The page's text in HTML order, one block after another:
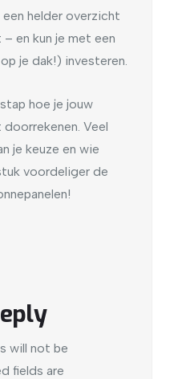
helder overzicht
en kun je met een
je dak!) investeren.
hoe je jouw
Veel
je keuze en wie
voordeliger de
will not be
fields are